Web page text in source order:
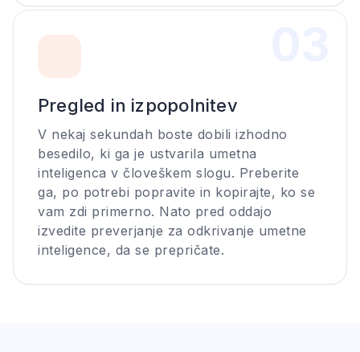
Pregled in izpopolnitev
V nekaj sekundah boste dobili izhodno
besedilo, ki ga je ustvarila umetna
inteligenca v človeškem slogu. Preberite
ga, po potrebi popravite in kopirajte, ko se
vam zdi primerno. Nato pred oddajo
izvedite preverjanje za odkrivanje umetne
inteligence, da se prepričate.